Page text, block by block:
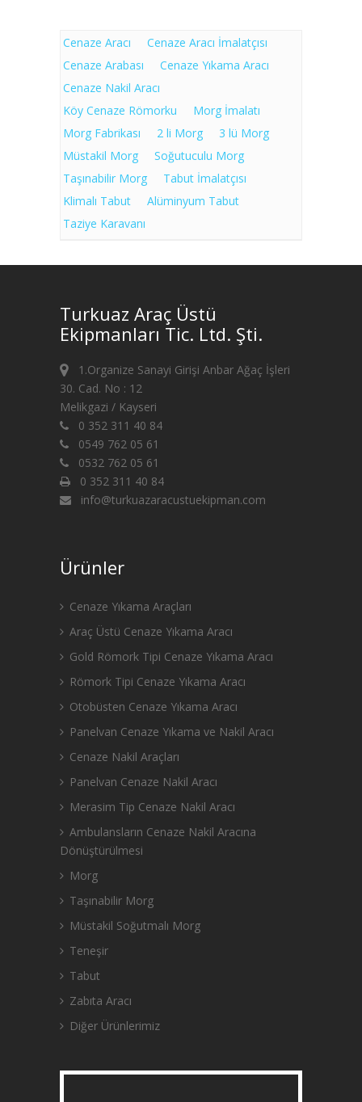
Cenaze Aracı
Cenaze Aracı İmalatçısı
Cenaze Arabası
Cenaze Yıkama Aracı
Cenaze Nakil Aracı
Köy Cenaze Römorku
Morg İmalatı
Morg Fabrikası
2 li Morg
3 lü Morg
Müstakil Morg
Soğutuculu Morg
Taşınabilir Morg
Tabut İmalatçısı
Klimalı Tabut
Alüminyum Tabut
Taziye Karavanı
Turkuaz Araç Üstü
Ekipmanları Tic. Ltd. Şti.
1.Organize Sanayi Girişi Anbar Ağaç İşleri
30. Cad. No : 12
Melikgazi / Kayseri
0 352 311 40 84
0549 762 05 61
0532 762 05 61
0 352 311 40 84
info@turkuazaracustuekipman.com
Ürünler
Cenaze Yıkama Araçları
Araç Üstü Cenaze Yıkama Aracı
Gold Römork Tipi Cenaze Yıkama Aracı
Römork Tipi Cenaze Yıkama Aracı
Otobüsten Cenaze Yıkama Aracı
Panelvan Cenaze Yıkama ve Nakil Aracı
Cenaze Nakil Araçları
Panelvan Cenaze Nakil Aracı
Merasim Tip Cenaze Nakil Aracı
Ambulansların Cenaze Nakil Aracına
Dönüştürülmesi
Morg
Taşınabilir Morg
Müstakil Soğutmalı Morg
Teneşir
Tabut
Zabıta Aracı
Diğer Ürünlerimiz